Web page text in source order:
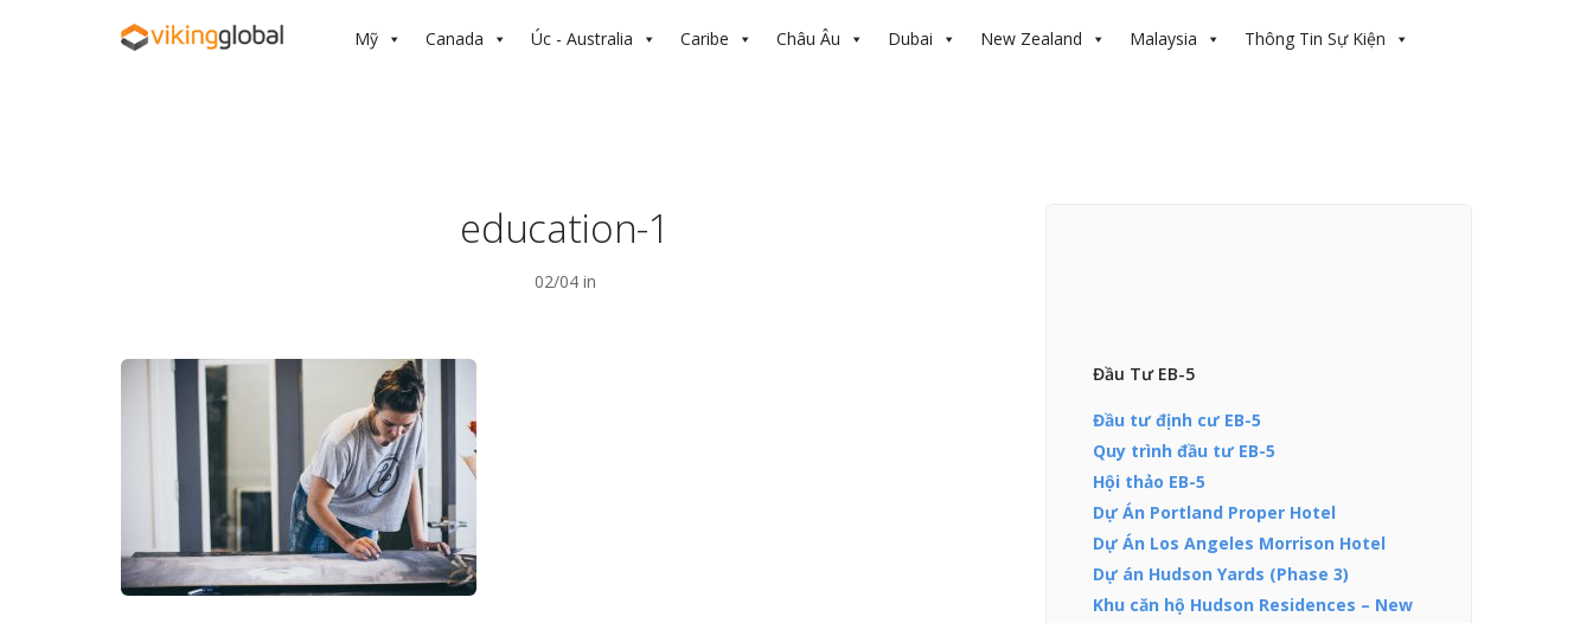
Mỹ Canada Úc - Australia Caribe Châu Âu Dubai New Zealand Malaysia Thông Tin Sự Kiện
education-1
02/04 in
Đầu Tư EB-5
Đầu tư định cư EB-5
Quy trình đầu tư EB-5
Hội thảo EB-5
Dự Án Portland Proper Hotel
Dự Án Los Angeles Morrison Hotel
Dự án Hudson Yards (Phase 3)
Khu căn hộ Hudson Residences – New